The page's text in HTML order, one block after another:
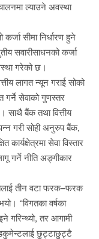
ल्याउने अवस्था
सीमा निर्धारण हुने
सवारीसाधनको कर्जा
गरेको छ।
लागत न्यून गराई सोको
गर्ने सेवाको गुणस्तर
साथै बैंक तथा वित्तीय
गरी सोही अनुरुप बैंक,
कार्यक्षेत्रमा सेवा विस्तार
गर्ने नीति अङ्गीकार
तीन वटा फरक–फरक
“विगतका वर्षका
गरिन्थ्यो, तर आगामी
छुट्टाछुट्टै